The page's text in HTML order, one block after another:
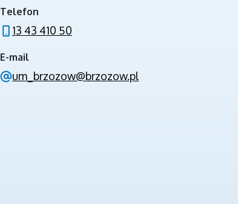
Telefon
13 43 410 50
E-mail
um_brzozow@brzozow.pl